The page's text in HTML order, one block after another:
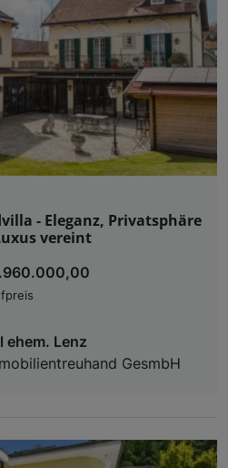
- Eleganz, Privatsphäre
vereint
ehem. Lenz
GesmbH